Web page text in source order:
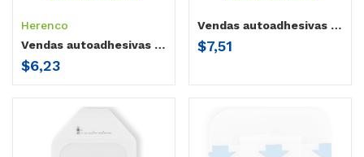
Herenco
Vendas autoadhesivas Herenco 10cm
$6,23
Vendas autoadhesivas Herenco 15cm
$7,51